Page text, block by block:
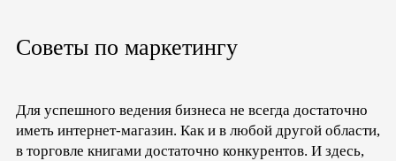
Советы по маркетингу
Для успешного ведения бизнеса не всегда достаточно
иметь интернет-магазин. Как и в любой другой области,
в торговле книгами достаточно конкурентов. И здесь,